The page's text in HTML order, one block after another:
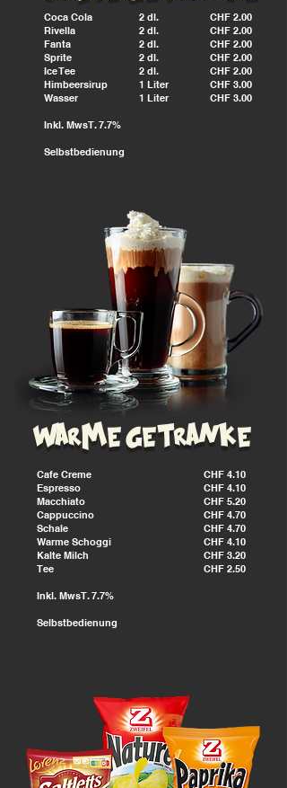
Coca Cola
Rivella
Fanta
Sprite
Ice Tee
Himbeersirup
Wasser
Inkl. MwsT. 7.7%
Selbstbedienung
2 dl.
2 dl.
2 dl.
2 dl.
2 dl.
1 Liter
1 Liter
CHF 2.00
CHF 2.00
CHF 2.00
CHF 2.00
CHF 2.00
CHF 3.00
CHF 3.00
Warme getranke
Cafe Creme
Espresso
Macchiato
Cappuccino
Schale
Warme Schoggi
Kalte Milch
Tee
Inkl. MwsT. 7.7%
Selbstbedienung
CHF 4.10
CHF 4.10
CHF 5.20
CHF 4.70
CHF 4.70
CHF 4.10
CHF 3.20
CHF 2.50